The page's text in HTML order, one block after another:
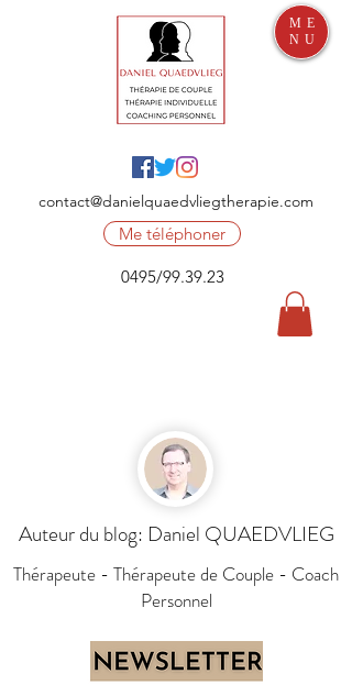
contact@danielquaedvliegtherapie.com
Me téléphoner
0495/99.39.23
ME
NU
Auteur du blog: Daniel QUAEDVLIEG
Thérapeute - Thérapeute de Couple - Coach
Personnel